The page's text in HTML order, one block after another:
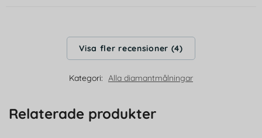
Visa fler recensioner (4)
Kategori: Alla diamantmålningar
Relaterade produkter